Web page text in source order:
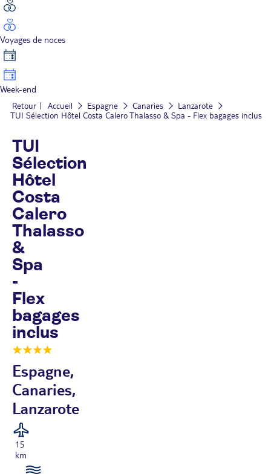
Voyages de noces
Week-end
Retour Accueil Espagne Canaries
Lanzarote
TUI Sélection Hôtel Costa Calero Thalasso & Spa - Flex bagages inclus
TUI
Sélection
Hôtel
Costa
Calero
Thalasso
&
Spa
-
Flex
bagages
inclus
Espagne,
Canaries,
Lanzarote
15
km